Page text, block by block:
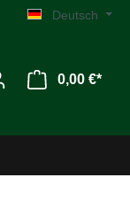
Deutsch
0,00 €*